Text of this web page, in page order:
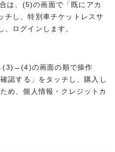
は、(5)の画面で「既にアカ
チし、特別車チケットレスサ
、ログインします。
の画面の順で操作
認する」をタッチし、購入し
め、個人情報・クレジットカ